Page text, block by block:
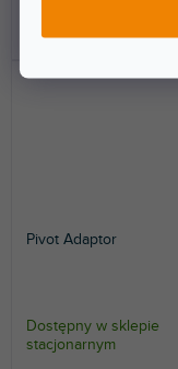
Pivot Adaptor
Dostępny w sklepie
stacjonarnym